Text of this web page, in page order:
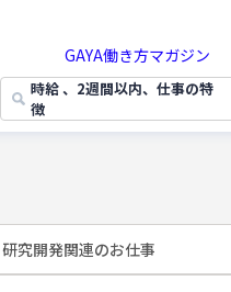
GAYA働き方マガジン
時給 、2週間以内、仕事の特
徴
研究開発関連のお仕事